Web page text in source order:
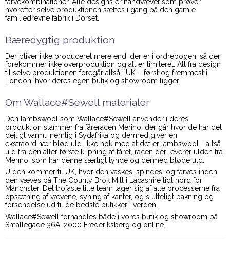
hvorefter selve produktionen sættes i gang på den gamle
familiedrevne fabrik i Dorset.
Bæredygtig produktion
Der bliver ikke produceret mere end, der er i ordrebogen, så der
forekommer ikke overproduktion og alt er limiteret. Alt fra design
til selve produktionen foregår altså i UK – først og fremmest i
London, hvor deres egen butik og showroom ligger.
Om Wallace#Sewell materialer
Den lambswool som Wallace#Sewell anvender i deres
produktion stammer fra fåreracen Merino, der går hvor de har det
dejligt varmt, nemlig i Sydafrika og dermed giver en
ekstraordinær blød uld. Ikke nok med at det er lambswool - altså
uld fra den aller første klipning af fåret, racen der leverer ulden fra
Merino, som har denne særligt tynde og dermed bløde uld.
Ulden kommer til UK, hvor den vaskes, spindes, og farves inden
den væves på The County Brok Mill i Lacashire lidt nord for
Manchster. Det trofaste lille team tager sig af alle processerne fra
opsætning af vævene, syning af kanter, og slutteligt pakning og
forsendelse ud til de bedste butikker i verden.
Wallace#Sewell forhandles både i vores butik og showroom på
Smallegade 36A, 2000 Frederiksberg og online.